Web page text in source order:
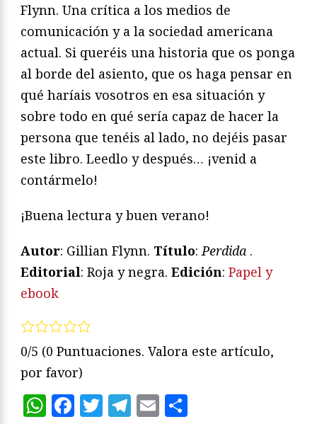
Flynn. Una crítica a los medios de
comunicación y a la sociedad americana
actual. Si queréis una historia que os ponga
al borde del asiento, que os haga pensar en
qué haríais vosotros en esa situación y
sobre todo en qué sería capaz de hacer la
persona que tenéis al lado, no dejéis pasar
este libro. Leedlo y después… ¡venid a
contármelo!
¡Buena lectura y buen verano!
Autor: Gillian Flynn. Título: Perdida .
Editorial: Roja y negra. Edición: Papel y
ebook
0/5 (0 Puntuaciones. Valora este artículo,
por favor)
WhatsApp
Facebook
Twitter
Telegram
Email